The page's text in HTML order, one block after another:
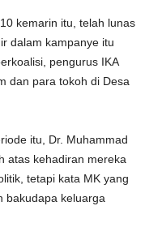
kemarin itu, telah lunas
dalam kampanye itu
pengurus IKA
dan para tokoh di Desa
itu, Dr. Muhammad
atas kehadiran mereka
tetapi kata MK yang
bakudapa keluarga